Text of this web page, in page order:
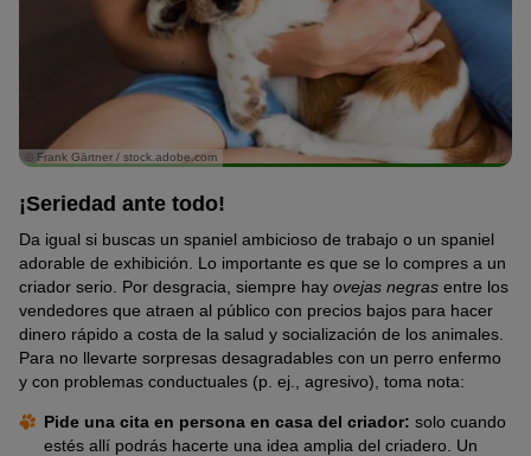
© Frank Gärtner / stock.adobe.com
¡Seriedad ante todo!
Da igual si buscas un spaniel ambicioso de trabajo o un spaniel
adorable de exhibición. Lo importante es que se lo compres a un
criador serio. Por desgracia, siempre hay ovejas negras entre los
vendedores que atraen al público con precios bajos para hacer
dinero rápido a costa de la salud y socialización de los animales.
Para no llevarte sorpresas desagradables con un perro enfermo
y con problemas conductuales (p. ej., agresivo), toma nota:
Pide una cita en persona en casa del criador: solo cuando
estés allí podrás hacerte una idea amplia del criadero. Un